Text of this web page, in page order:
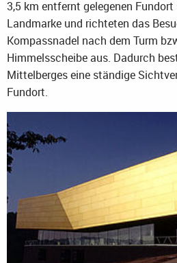
3,5 km entfernt gelegenen
Landmarke und richteten das
Kompassnadel nach dem Turm
Himmelsscheibe aus. Dadurch
Mittelberges eine ständige
Fundort.